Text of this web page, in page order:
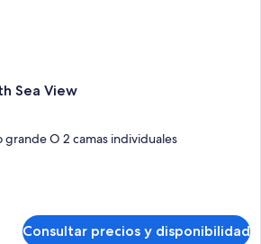
Sea View
grande O 2 camas individuales
Consultar precios y disponibilidad